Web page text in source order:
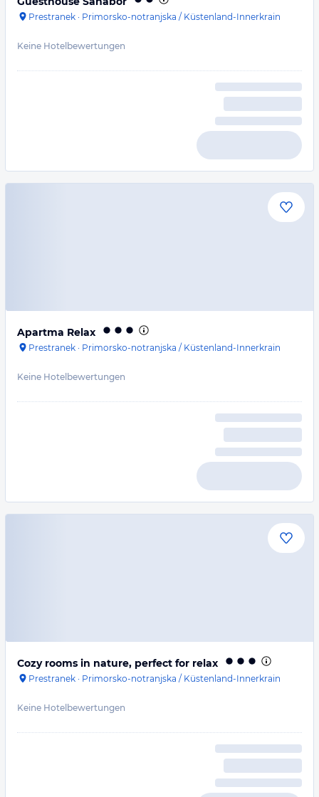
Prestranek · Primorsko-notranjska / Küstenland-Innerkrain
Keine Hotelbewertungen
Apartma Relax
Prestranek · Primorsko-notranjska / Küstenland-Innerkrain
Keine Hotelbewertungen
Cozy rooms in nature, perfect for relax
Prestranek · Primorsko-notranjska / Küstenland-Innerkrain
Keine Hotelbewertungen